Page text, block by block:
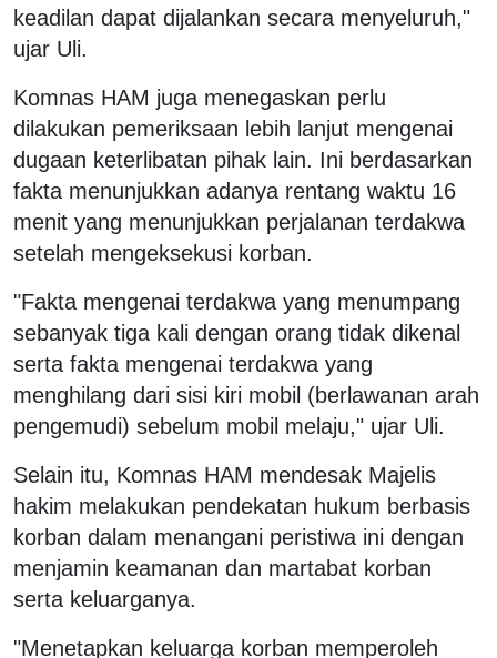
keadilan dapat dijalankan secara menyeluruh,"
ujar Uli.
Komnas HAM juga menegaskan perlu
dilakukan pemeriksaan lebih lanjut mengenai
dugaan keterlibatan pihak lain. Ini berdasarkan
fakta menunjukkan adanya rentang waktu 16
menit yang menunjukkan perjalanan terdakwa
setelah mengeksekusi korban.
"Fakta mengenai terdakwa yang menumpang
sebanyak tiga kali dengan orang tidak dikenal
serta fakta mengenai terdakwa yang
menghilang dari sisi kiri mobil (berlawanan arah
pengemudi) sebelum mobil melaju," ujar Uli.
Selain itu, Komnas HAM mendesak Majelis
hakim melakukan pendekatan hukum berbasis
korban dalam menangani peristiwa ini dengan
menjamin keamanan dan martabat korban
serta keluarganya.
"Menetapkan keluarga korban memperoleh